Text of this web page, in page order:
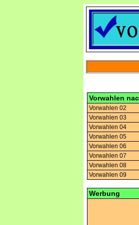
Vorwahlen
Vorwahlen 02
Vorwahlen 03
Vorwahlen 04
Vorwahlen 05
Vorwahlen 06
Vorwahlen 07
Vorwahlen 08
Vorwahlen 09
Werbung